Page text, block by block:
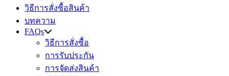
วิธีการสั่งซื้อสินค้า
บทความ
FAQs
วิธีการสั่งซื้อ
การรับประกัน
การจัดส่งสินค้า